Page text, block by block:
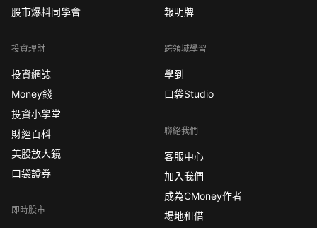
股市爆料同學會
投資理財
投資網誌
Money錢
投資小學堂
財經百科
美股放大鏡
口袋證券
即時股市
報明牌
跨領域學習
學到
口袋Studio
聯絡我們
客服中心
加入我們
成為CMoney作者
場地租借